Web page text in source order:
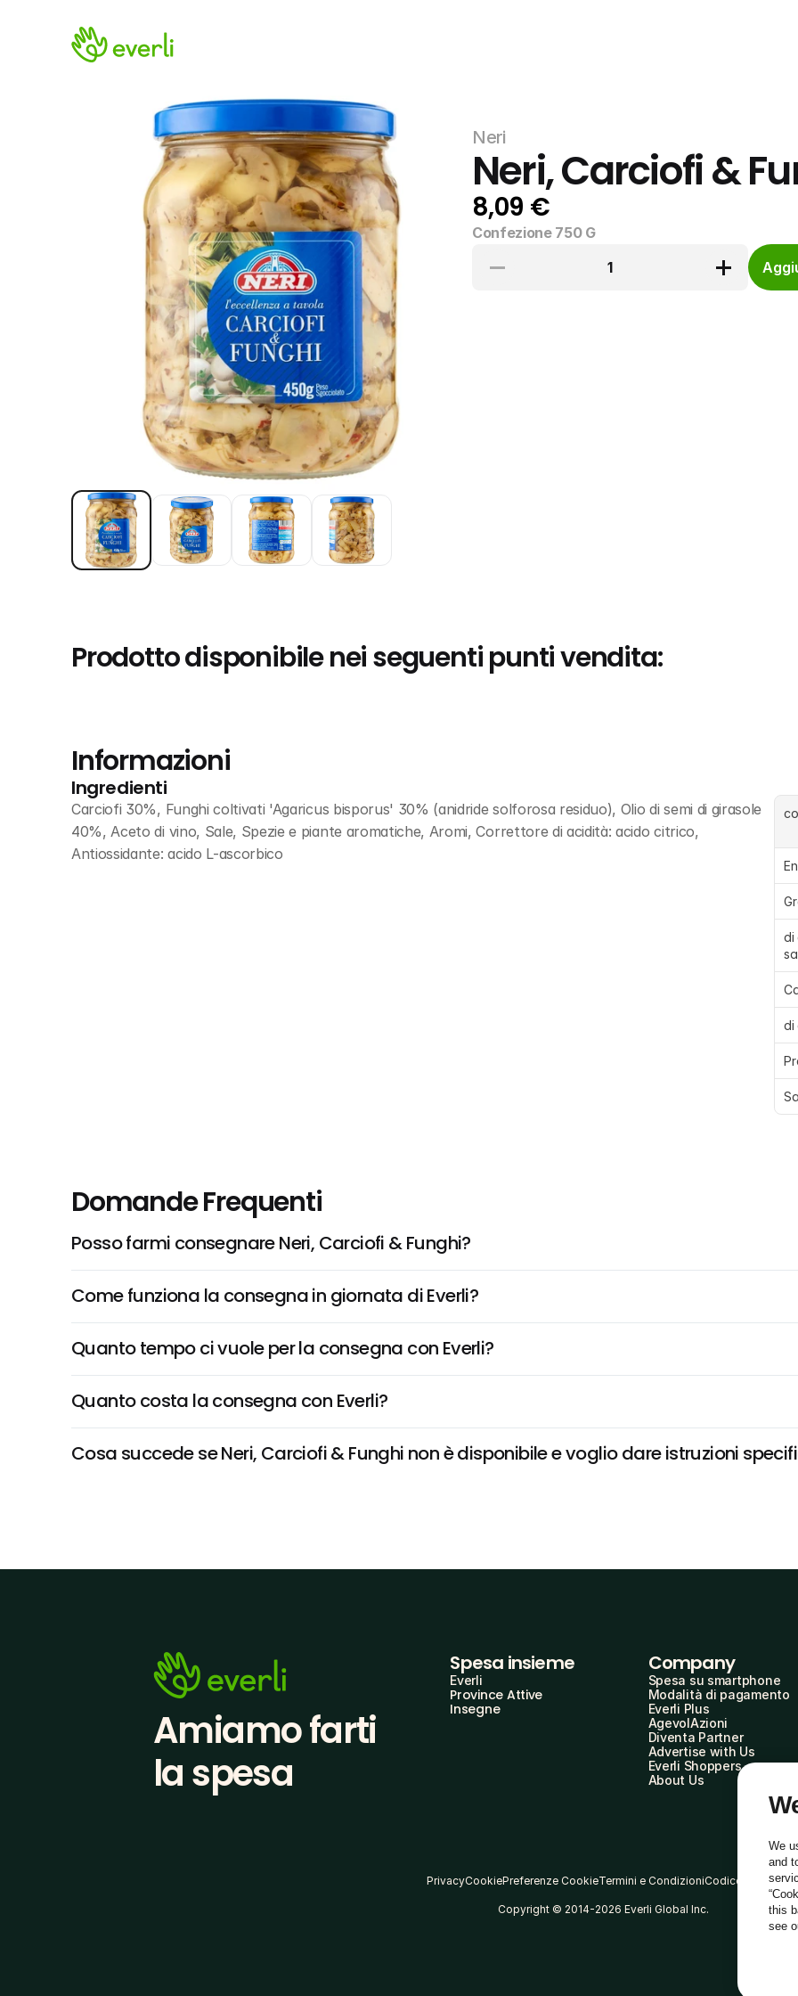
Neri
Neri, Carciofi &
8,09 €
Confezione 750 G
1
Prodotto disponibile nei seguenti punti vendita:
Informazioni
Ingredienti
Carciofi 30%, Funghi coltivati 'Agaricus bisporus' 30% (anidride solforosa residuo), Olio di semi di girasole
40%, Aceto di vino, Sale, Spezie e piante aromatiche, Aromi, Correttore di acidità: acido citrico,
Antiossidante: acido L-ascorbico
di
di
Domande Frequenti
Posso farmi consegnare Neri, Carciofi & Funghi?
Come funziona la consegna in giornata di Everli?
Quanto tempo ci vuole per la consegna con Everli?
Quanto costa la consegna con Everli?
Cosa succede se Neri, Carciofi & Funghi non è disponibile e voglio dare istruzioni
Amiamo farti
la spesa
Spesa insieme
Everli
Province Attive
Insegne
Company
Spesa su smartphone
Modalità di pagamento
Everli Plus
AgevolAzioni
Diventa Partner
Advertise with Us
Everli Shoppers
About Us
PrivacyCookiePreferenze CookieTermini e CondizioniCodice Etico
Copyright © 2014-2026 Everli Global Inc.
We
and
this
see